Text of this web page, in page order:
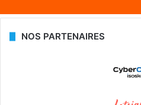
NOS PARTENAIRES